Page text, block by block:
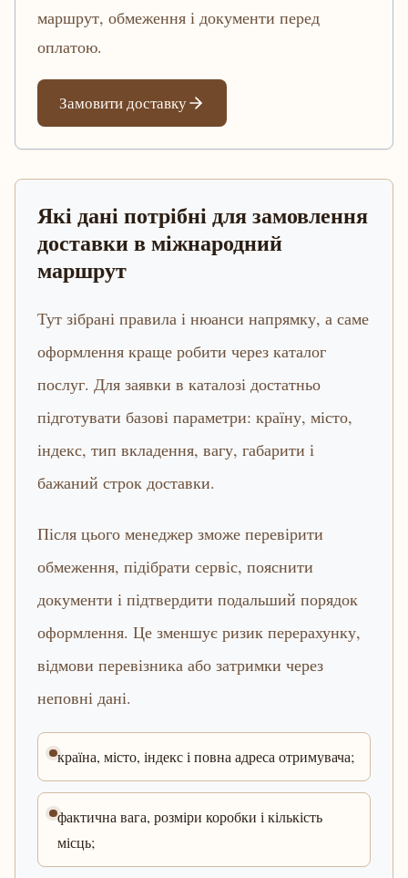
маршрут, обмеження і документи перед
оплатою.
Замовити доставку
Які дані потрібні для замовлення
доставки в міжнародний
маршрут
Тут зібрані правила і нюанси напрямку, а саме
оформлення краще робити через каталог
послуг. Для заявки в каталозі достатньо
підготувати базові параметри: країну, місто,
індекс, тип вкладення, вагу, габарити і
бажаний строк доставки.
Після цього менеджер зможе перевірити
обмеження, підібрати сервіс, пояснити
документи і підтвердити подальший порядок
оформлення. Це зменшує ризик перерахунку,
відмови перевізника або затримки через
неповні дані.
країна, місто, індекс і повна адреса отримувача;
фактична вага, розміри коробки і кількість
місць;